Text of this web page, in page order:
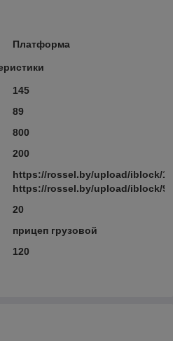
Платформа
145
89
800
200
https://rossel.by/upload/iblock/
https://rossel.by/upload/iblock/
20
прицеп грузовой
120